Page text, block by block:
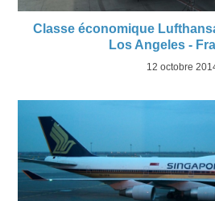
Classe économique
Los Angeles -
12 octobre